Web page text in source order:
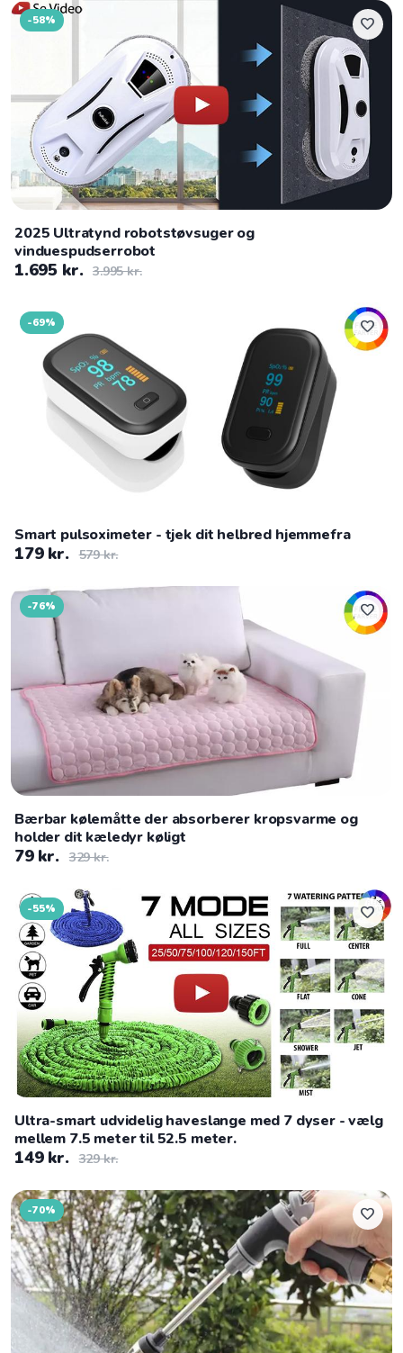
-58% favorite
2025 Ultratynd robotstøvsuger og
vinduespudserrobot
1.695 kr. 3.995 kr.
-69% favorite
Smart pulsoximeter - tjek dit helbred hjemmefra
179 kr. 579 kr.
-76% favorite
Bærbar kølemåtte der absorberer kropsvarme og
holder dit kæledyr køligt
79 kr. 329 kr.
-55% favorite
Ultra-smart udvidelig haveslange med 7 dyser - vælg
mellem 7.5 meter til 52.5 meter.
149 kr. 329 kr.
-70% favorite